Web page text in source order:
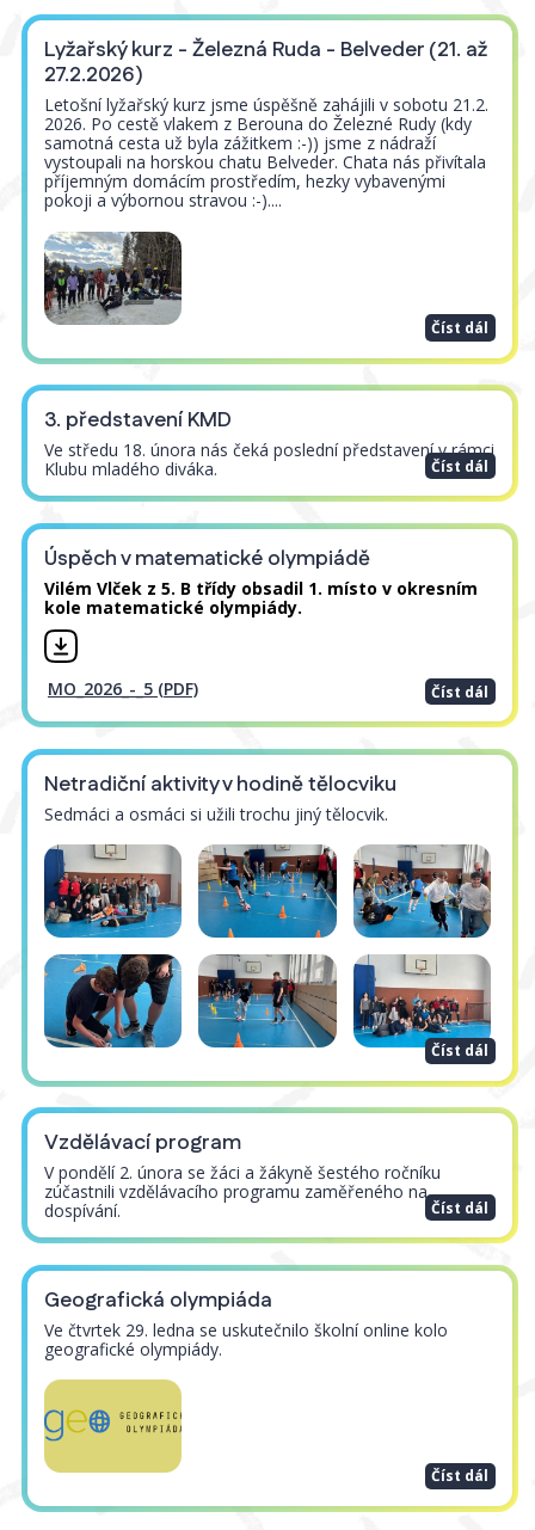
Lyžařský kurz - Železná Ruda - Belveder (21. až
27.2.2026)
Letošní lyžařský kurz jsme úspěšně zahájili v sobotu 21.2.
2026. Po cestě vlakem z Berouna do Železné Rudy (kdy
samotná cesta už byla zážitkem :-)) jsme z nádraží
vystoupali na horskou chatu Belveder. Chata nás přivítala
příjemným domácím prostředím, hezky vybavenými
pokoji a výbornou stravou :-)....
Číst dál
3. představení KMD
Ve středu 18. února nás čeká poslední představení v rámci
Klubu mladého diváka.
Číst dál
Úspěch v matematické olympiádě
Vilém Vlček z 5. B třídy obsadil 1. místo v okresním
kole matematické olympiády.
MO_2026_-_5 (PDF) Číst dál
Netradiční aktivity v hodině tělocviku
Sedmáci a osmáci si užili trochu jiný tělocvik.
Číst dál
Vzdělávací program
V pondělí 2. února se žáci a žákyně šestého ročníku
zúčastnili vzdělávacího programu zaměřeného na
dospívání.
Číst dál
Geografická olympiáda
Ve čtvrtek 29. ledna se uskutečnilo školní online kolo
geografické olympiády.
Číst dál